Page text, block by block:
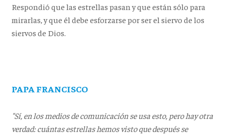
Respondió que las estrellas pasan y que están sólo para
mirarlas, y que él debe esforzarse por ser el siervo de los
siervos de Dios.
PAPA FRANCISCO
"Sí, en los medios de comunicación se usa esto, pero hay otra
verdad: cuántas estrellas hemos visto que después se